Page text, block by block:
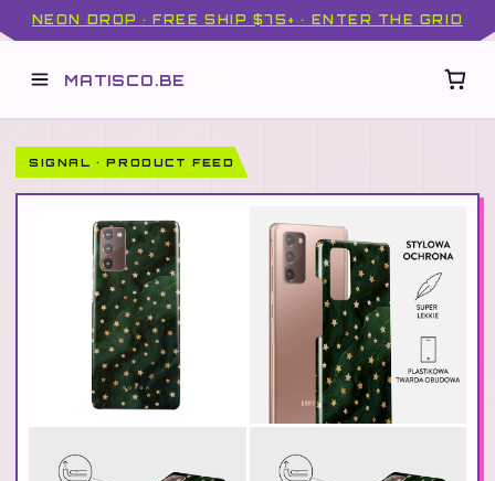
NEON DROP · FREE SHIP $75+ · ENTER THE GRID
MATISCO.BE
SIGNAL · PRODUCT FEED